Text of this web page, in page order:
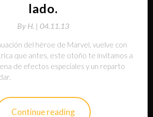
lado.
By H. | 04.11.13
del héroe de Marvel, vuelve con
que antes, este otoño te invitamos a
de efectos especiales y un reparto
Continue reading